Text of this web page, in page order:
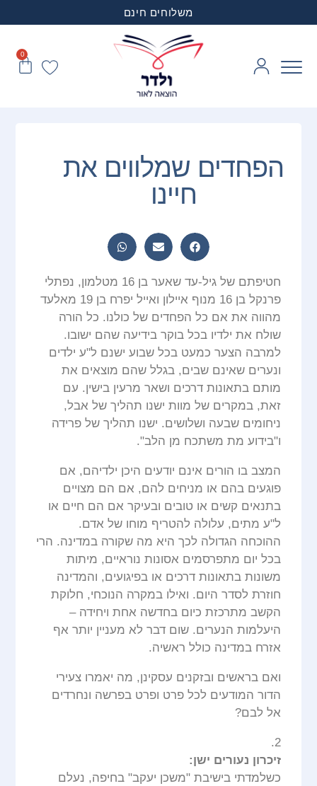
משלוחים חינם
0
הפחדים שמלווים את
חיינו
חטיפתם של גיל-עד שאער בן 16 מטלמון, נפתלי
פרנקל בן 16 מנוף איילון ואייל יפרח בן 19 מאלעד
מהווה את אם כל הפחדים של כולנו. כל הורה
שולח את ילדיו בכל בוקר בידיעה שהם ישובו.
למרבה הצער כמעט בכל שבוע ישנם ל"ע ילדים
ונערים שאינם שבים, בגלל שהם מוצאים את
מותם בתאונות דרכים ושאר מרעין בישין. עם
זאת, במקרים של מוות ישנו תהליך של אבל,
ניחומים שבעה ושלושים. ישנו תהליך של פרידה
ו"בידוע מת משתכח מן הלב".
המצב בו הורים אינם יודעים היכן ילדיהם, אם
פוגעים בהם או מניחים להם, אם הם מצויים
בתנאים קשים או טובים ובעיקר אם הם חיים או
ל"ע מתים, עלולה להטריף מוחו של אדם.
ההוכחה הגדולה לכך היא מה שקורה במדינה. הרי
בכל יום מתפרסמים אסונות נוראיים, מיתות
משונות בתאונות דרכים או בפיגועים, והמדינה
חוזרת לסדר היום. ואילו במקרה הנוכחי, חלוקת
הקשב מתרכזת כיום בחדשה אחת ויחידה –
היעלמות הנערים. שום דבר לא מעניין יותר אף
אזרח במדינה כולל ראשיה.
ואם בראשים ובזקנים עסקינן, מה יאמרו צעירי
הדור המודעים לכל פרט ופרט בפרשה ונחרדים
אל לבם?
2.
זיכרון נעורים ישן:
כשלמדתי בישיבת "משכן יעקב" בחיפה, נעלם